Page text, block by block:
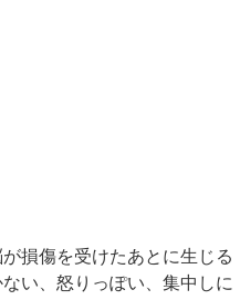
損傷を受けたあとに生じる
い、怒りっぽい、集中しに